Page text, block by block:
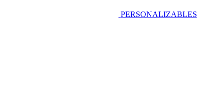
PERSONALIZABLES